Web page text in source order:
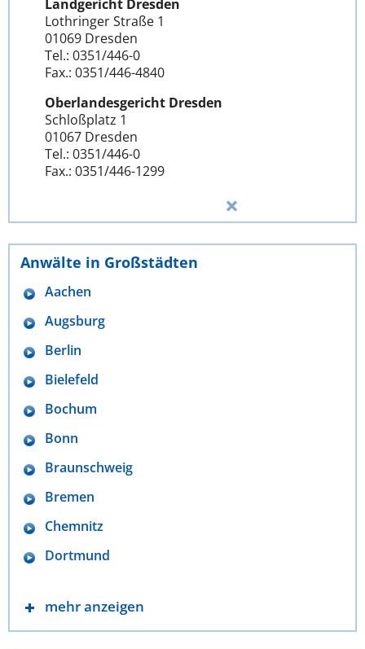
Landgericht Dresden
Lothringer Straße 1
01069 Dresden
Tel.: 0351/446-0
Fax.: 0351/446-4840
Oberlandesgericht Dresden
Schloßplatz 1
01067 Dresden
Tel.: 0351/446-0
Fax.: 0351/446-1299
Anwälte in Großstädten
Aachen
Augsburg
Berlin
Bielefeld
Bochum
Bonn
Braunschweig
Bremen
Chemnitz
Dortmund
mehr anzeigen